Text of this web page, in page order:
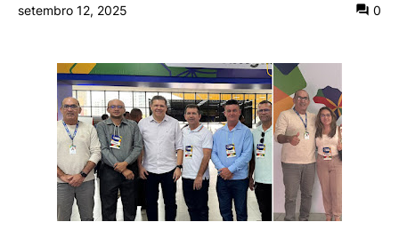
setembro 12, 2025 0